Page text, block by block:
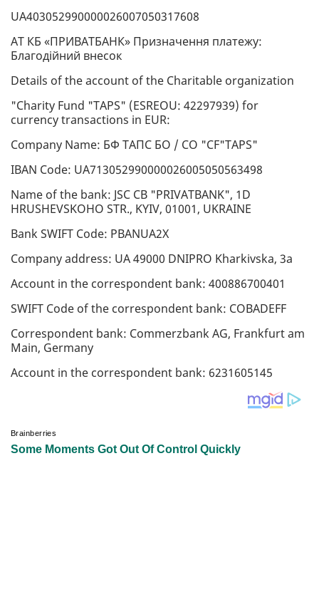
UA403052990000026007050317608
АТ КБ «ПРИВАТБАНК» Призначення платежу:
Благодійний внесок
Details of the account of the Charitable organization
"Charity Fund "TAPS" (ESREOU: 42297939) for
currency transactions in EUR:
Company Name: БФ TAПC БО / CO "CF"TAPS"
IBAN Code: UA713052990000026005050563498
Name of the bank: JSC CB "PRIVATBANK", 1D
HRUSHEVSKOHO STR., KYIV, 01001, UKRAINE
Bank SWIFT Code: PBANUA2X
Company address: UA 49000 DNIPRO Kharkivska, 3a
Account in the correspondent bank: 400886700401
SWIFT Code of the correspondent bank: COBADEFF
Correspondent bank: Commerzbank AG, Frankfurt am
Main, Germany
Account in the correspondent bank: 6231605145